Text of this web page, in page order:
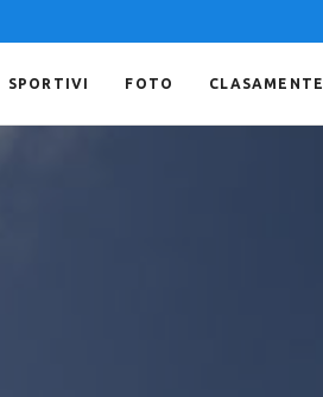
SPORTIVI FOTO CLASAMENTE